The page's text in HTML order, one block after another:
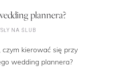
plannera?
NA ŚLUB
kierować się przy
wedding plannera?